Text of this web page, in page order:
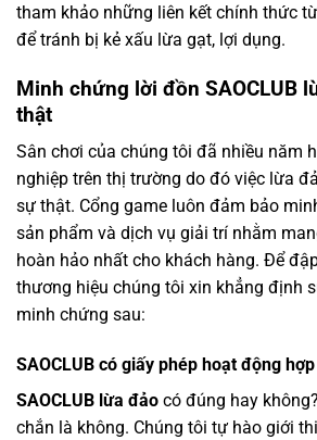
tham khảo những liên kết chính thức
để tránh bị kẻ xấu lừa gạt, lợi dụng.
Minh chứng lời đồn SAOCLUB
thật
Sân chơi của chúng tôi đã nhiều năm
nghiệp trên thị trường do đó việc lừa
sự thật. Cổng game luôn đảm bảo
sản phẩm và dịch vụ giải trí nhằm
hoàn hảo nhất cho khách hàng. Để
thương hiệu chúng tôi xin khẳng định
minh chứng sau:
SAOCLUB có giấy phép hoạt động
SAOCLUB lừa đảo có đúng hay
chắn là không. Chúng tôi tự hào giới